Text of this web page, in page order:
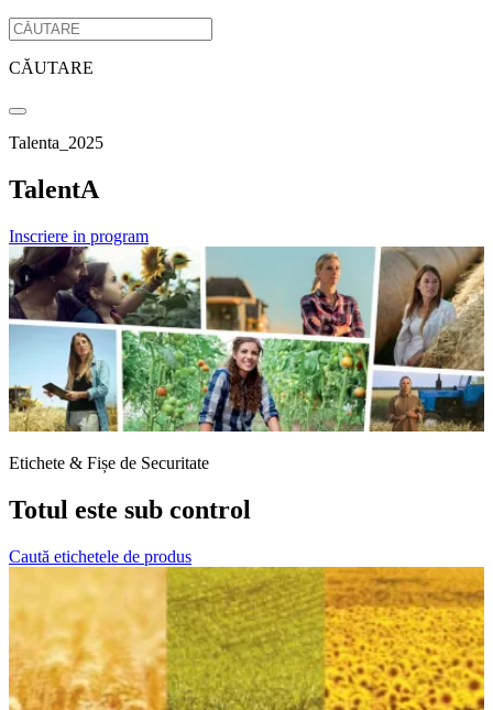
CĂUTARE
Talenta_2025
TalentA
Inscriere in program
Etichete & Fișe de Securitate
Totul este sub control
Caută etichetele de produs